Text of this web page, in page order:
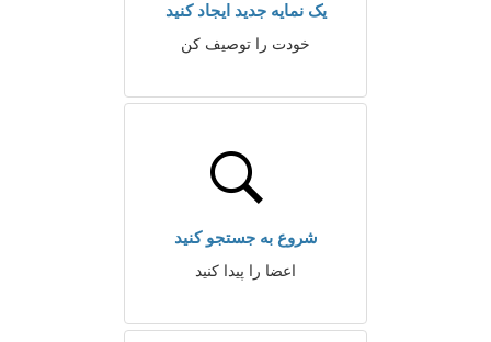
یک نمایه جدید ایجاد کنید
خودت را توصیف کن
شروع به جستجو کنید
اعضا را پیدا کنید